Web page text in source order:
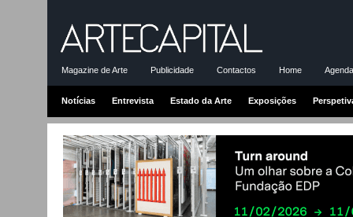
Magazine de Arte Publicidade Contactos Home
Notícias Entrevista Estado da Arte Exposições